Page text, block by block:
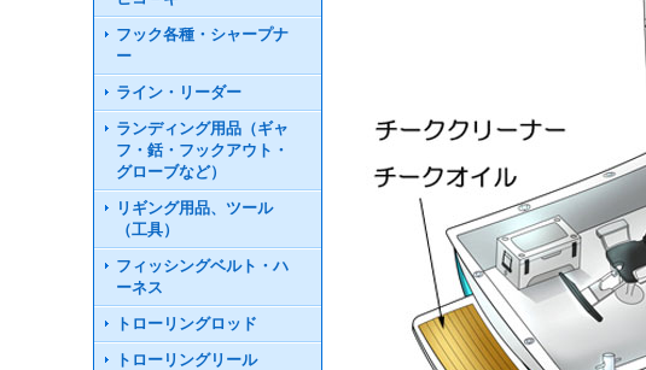
フック各種・シャープナ
ー
ライン・リーダー
ランディング用品（ギャ
フ・銛・フックアウト・
グローブなど）
リギング用品、ツール
（工具）
フィッシングベルト・ハ
ーネス
トローリングロッド
トローリングリール